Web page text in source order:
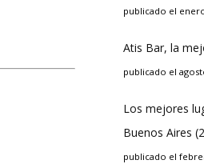
publicado el
Atis Bar, la
publicado el
Los mejores
Buenos Aires
publicado el